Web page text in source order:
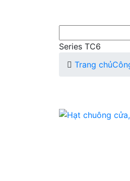
Series TC6
Trang chủ